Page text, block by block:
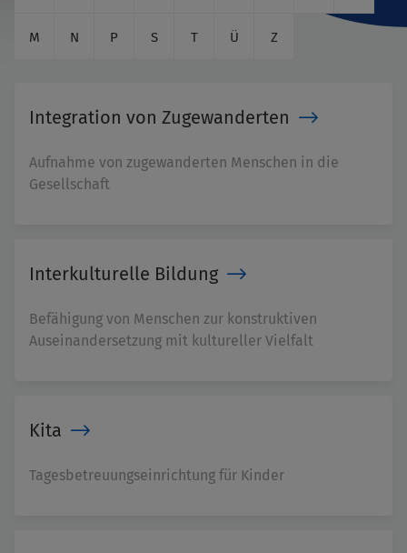
M N P S T Ü Z
Integration von Zugewanderten
Aufnahme von zugewanderten Menschen in die
Gesellschaft
Interkulturelle Bildung
Befähigung von Menschen zur konstruktiven
Auseinandersetzung mit kultureller Vielfalt
Kita
Tagesbetreuungseinrichtung für Kinder